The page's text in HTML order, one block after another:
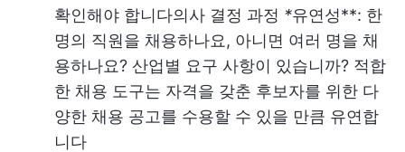
확인해야 합니다의사 결정 과정 *유연성**: 한
명의 직원을 채용하나요, 아니면 여러 명을 채
용하나요? 산업별 요구 사항이 있습니까? 적합
한 채용 도구는 자격을 갖춘 후보자를 위한 다
양한 채용 공고를 수용할 수 있을 만큼 유연합
니다